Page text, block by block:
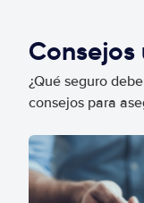
¿Qué seguro
consejos para